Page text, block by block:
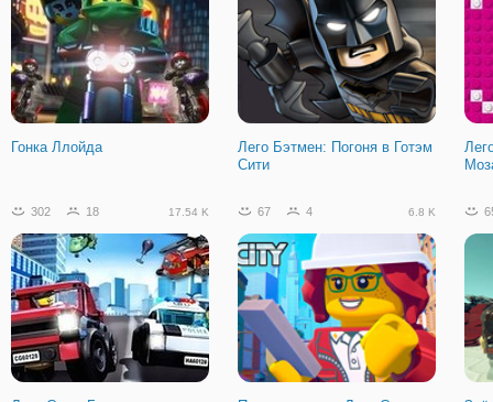
Экстремальный Дрифт 3Д Лего Сити - Мой город 2 Бен
Бен 10: Нашествие
Пришельцев
Гонка Ллойда
Лего Бэтмен: Погоня в Готэм
Сити
302 18 17.54 K 67 4 6.8 K